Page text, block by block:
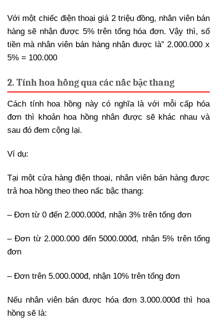
Với một chiếc điện thoại giá 2 triệu đồng, nhân viên bán
hàng sẽ nhận được 5% trên tổng hóa đơn. Vậy thì, số
tiền mà nhân viên bán hàng nhận được là” 2.000.000 x
5% = 100.000
2. Tính hoa hồng qua các nấc bậc thang
Cách tính hoa hồng này có nghĩa là với mỗi cấp hóa
đơn thì khoản hoa hồng nhân được sẽ khác nhau và
sau đó đem cộng lại.
Ví dụ:
Tại một cửa hàng điện thoại, nhân viên bán hàng được
trả hoa hồng theo theo nấc bậc thang:
– Đơn từ 0 đến 2.000.000đ, nhận 3% trên tổng đơn
– Đơn từ 2.000.000 đến 5000.000đ, nhận 5% trên tổng
đơn
– Đơn trên 5.000.000đ, nhận 10% trên tổng đơn
Nếu nhân viên bán được hóa đơn 3.000.000đ thì hoa
hồng sẽ là: